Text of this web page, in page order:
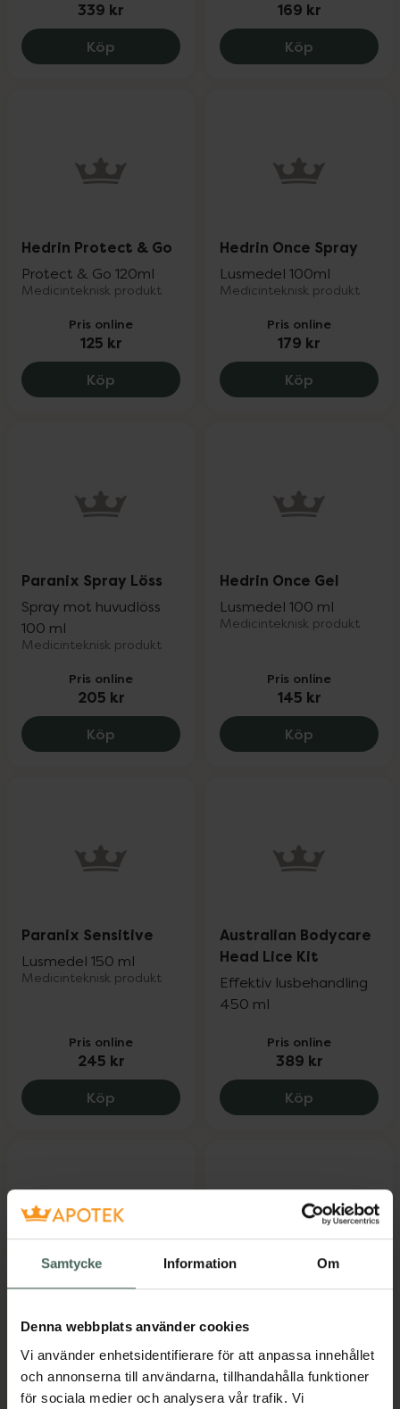
Samtycke Information Om
Denna webbplats använder cookies
Vi använder enhetsidentifierare för att anpassa innehållet
och annonserna till användarna, tillhandahålla funktioner
för sociala medier och analysera vår trafik. Vi
339 kr
Köp Tenutex 20 mg/g + 225 mg/g, 339 kr.
169 kr
Köp Linicin
Hedrin Protect & Go
Protect & Go 120ml
Medicinteknisk produkt
Pris online
125 kr
Köp Hedrin Protect & Go, 125 kr.
Hedrin Once Spray
Lusmedel 100ml
Medicinteknisk produkt
Pris online
179 kr
Köp
Paranix Spray Löss
Spray mot huvudlöss
100 ml
Medicinteknisk produkt
Pris online
205 kr
Köp Paranix Spray Löss, 205 kr.
Hedrin Once Gel
Lusmedel 100 ml
Medicinteknisk produkt
Pris online
145 kr
Köp Hedrin
Paranix Sensitive
Lusmedel 150 ml
Medicinteknisk produkt
Pris online
245 kr
Köp Paranix Sensitive, 245 kr.
Australian Bodycare
Head Lice Kit
Effektiv lusbehandling
450 ml
Pris online
389 kr
Köp Australian
Shampoo
Lusmedel 200 ml
Medicinteknisk produkt
Pris online
Lössborttagning 200
ml
Medicinteknisk produkt
Pris online